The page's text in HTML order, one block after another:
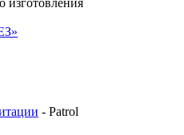
изготовления
- Patrol